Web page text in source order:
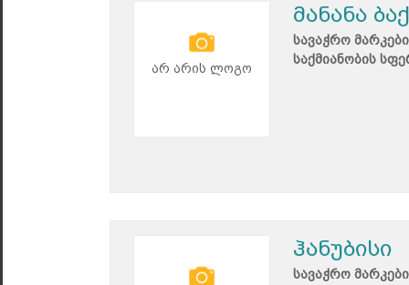
არ არის ლოგო
მანანა
სავაჭრო
საქმიანობის
ჰანუბისი
სავაჭრო